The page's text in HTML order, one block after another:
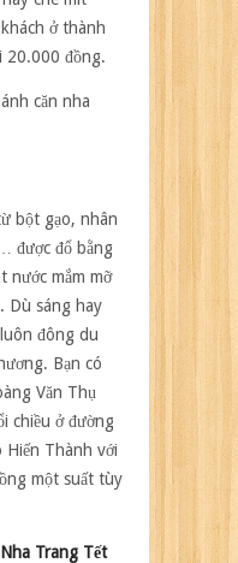
ở thành
20.000 đồng.
bột gạo, nhân
được đổ bằng
nước mắm mỡ
Dù sáng hay
đông du
Bạn có
Văn Thụ
chiều ở đường
Hiến Thành với
một suất tùy
Trang Tết